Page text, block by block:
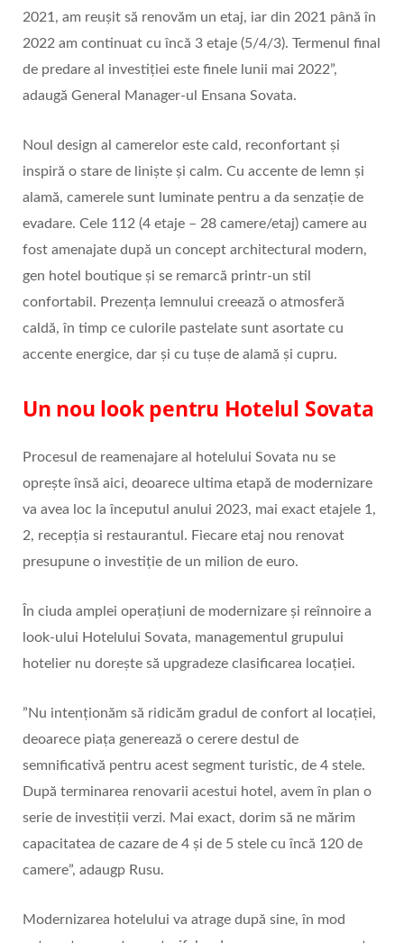
2021, am reușit să renovăm un etaj, iar din 2021 până în
2022 am continuat cu încă 3 etaje (5/4/3). Termenul final
de predare al investiției este finele lunii mai 2022”,
adaugă General Manager-ul Ensana Sovata.
Noul design al camerelor este cald, reconfortant și
inspiră o stare de liniște și calm. Cu accente de lemn și
alamă, camerele sunt luminate pentru a da senzație de
evadare. Cele 112 (4 etaje – 28 camere/etaj) camere au
fost amenajate după un concept architectural modern,
gen hotel boutique și se remarcă printr-un stil
confortabil. Prezența lemnului creează o atmosferă
caldă, în timp ce culorile pastelate sunt asortate cu
accente energice, dar și cu tușe de alamă și cupru.
Un nou look pentru Hotelul Sovata
Procesul de reamenajare al hotelului Sovata nu se
oprește însă aici, deoarece ultima etapă de modernizare
va avea loc la începutul anului 2023, mai exact etajele 1,
2, recepția si restaurantul. Fiecare etaj nou renovat
presupune o investiție de un milion de euro.
În ciuda amplei operațiuni de modernizare și reînnoire a
look-ului Hotelului Sovata, managementul grupului
hotelier nu dorește să upgradeze clasificarea locației.
”Nu intenționăm să ridicăm gradul de confort al locației,
deoarece piața generează o cerere destul de
semnificativă pentru acest segment turistic, de 4 stele.
După terminarea renovarii acestui hotel, avem în plan o
serie de investiții verzi. Mai exact, dorim să ne mărim
capacitatea de cazare de 4 și de 5 stele cu încă 120 de
camere”, adaugp Rusu.
Modernizarea hotelului va atrage după sine, în mod